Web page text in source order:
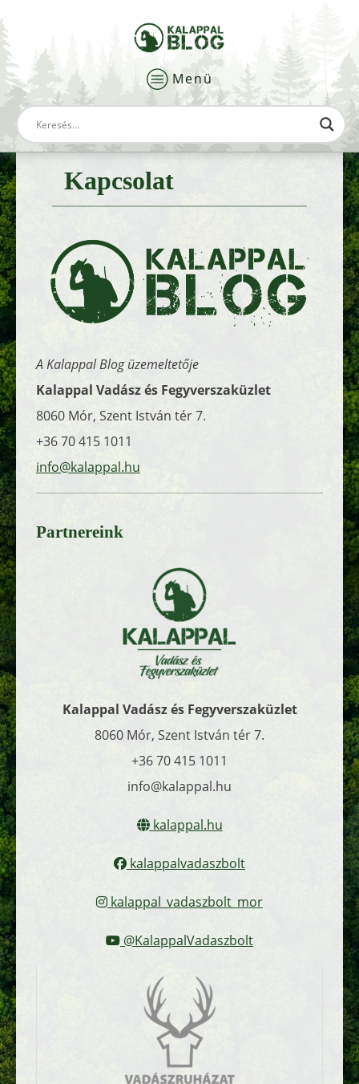
Menü
Kapcsolat
A Kalappal Blog üzemeltetője
Kalappal Vadász és Fegyverszaküzlet
8060 Mór, Szent István tér 7.
+36 70 415 1011
info@kalappal.hu
Partnereink
Kalappal Vadász és Fegyverszaküzlet
8060 Mór, Szent István tér 7.
+36 70 415 1011
info@kalappal.hu
kalappal.hu
kalappalvadaszbolt
kalappal_vadaszbolt_mor
@KalappalVadaszbolt